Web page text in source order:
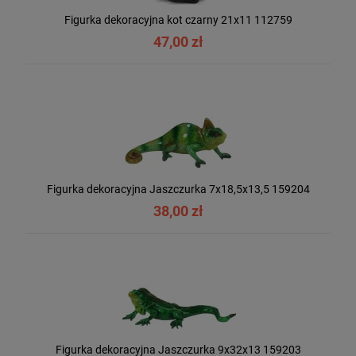
Figurka dekoracyjna kot czarny 21x11 112759
47,00 zł
Figurka dekoracyjna Jaszczurka 7x18,5x13,5 159204
38,00 zł
Figurka dekoracyjna Jaszczurka 9x32x13 159203